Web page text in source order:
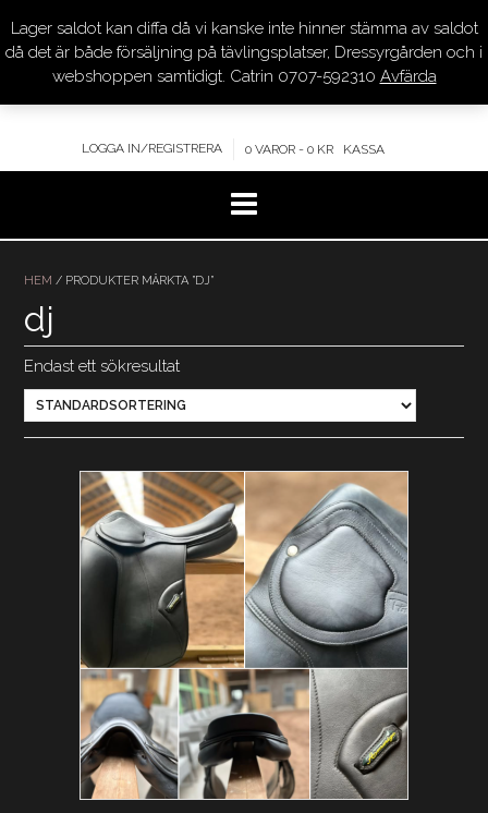
innehåll
DRESSYR.COM
KVALITET – KOMPETENS – SERVICE
LOGGA IN/REGISTRERA 0 VAROR - 0 KR KASSA
HEM / PRODUKTER MÄRKTA ”DJ”
dj
Endast ett sökresultat
Lager saldot kan diffa då vi kanske inte hinner stämma av saldot
då det är både försäljning på tävlingsplatser, Dressyrgården och i
webshoppen samtidigt. Catrin 0707-592310 Avfärda